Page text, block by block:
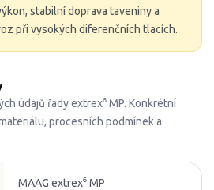
stabilní doprava taveniny a
při vysokých diferenčních tlacích.
údajů řady extrex⁶ MP. Konkrétní
procesních podmínek a
MAAG extrex⁶ MP